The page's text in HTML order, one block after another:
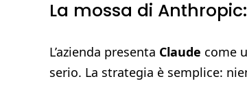
La mossa di
L’azienda presenta Claude come
serio. La strategia è semplice: